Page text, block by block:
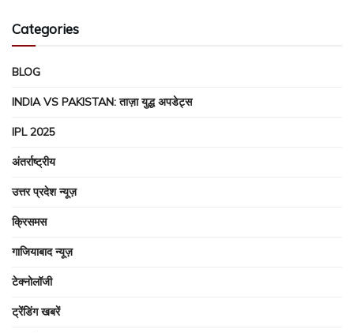
Categories
BLOG
INDIA VS PAKISTAN: ताज़ा युद्ध अपडेट्स
IPL 2025
अंतर्राष्ट्रीय
उत्तर प्रदेश न्यूज़
क्रिसमस
गाजियाबाद न्यूज़
टेक्नोलॉजी
ट्रेंडिंग खबरें